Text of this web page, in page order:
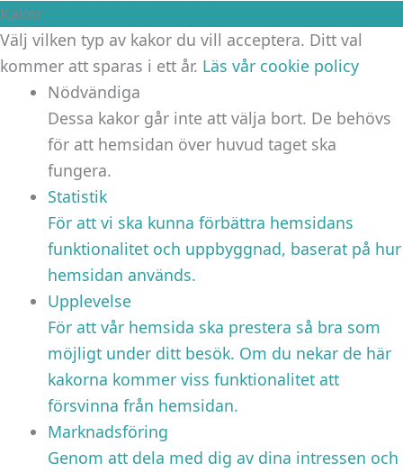
Kakor
Välj vilken typ av kakor du vill acceptera. Ditt val
kommer att sparas i ett år. Läs vår cookie policy
Nödvändiga
Dessa kakor går inte att välja bort. De behövs
för att hemsidan över huvud taget ska
fungera.
Statistik
För att vi ska kunna förbättra hemsidans
funktionalitet och uppbyggnad, baserat på hur
hemsidan används.
Upplevelse
För att vår hemsida ska prestera så bra som
möjligt under ditt besök. Om du nekar de här
kakorna kommer viss funktionalitet att
försvinna från hemsidan.
Marknadsföring
Genom att dela med dig av dina intressen och